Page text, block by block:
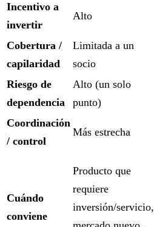
Incentivo a
invertir
Alto
Cobertura /
capilaridad
Limitada a un
socio
Riesgo de
dependencia
Alto (un solo
punto)
Coordinación
/ control
Más estrecha
Cuándo
conviene
Producto que
requiere
inversión/servicio,